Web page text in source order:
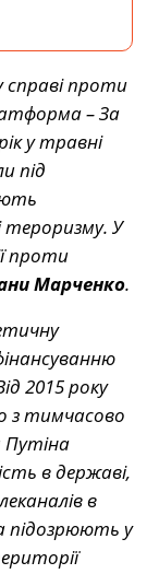
справі проти
– За
у травні
під
тероризму. У
проти
Марченко.
2015 року
з тимчасово
Путіна
в державі,
в
підозрюють у